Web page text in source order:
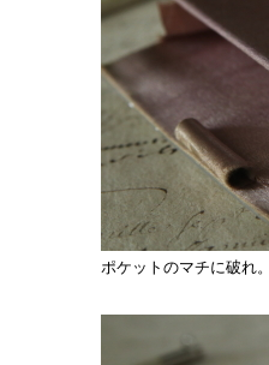
ポケットのマチに破れ。